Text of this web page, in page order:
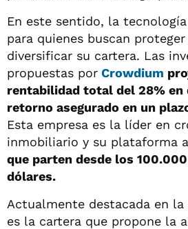
En este sentido, la
para quienes buscan
diversificar su cartera. Las
propuestas por Crowdium
rentabilidad total del 28% en
retorno asegurado en un
Esta empresa es la líder en
inmobiliario y su plataforma
que parten desde los
dólares.
Actualmente destacada en la
es la cartera que propone la